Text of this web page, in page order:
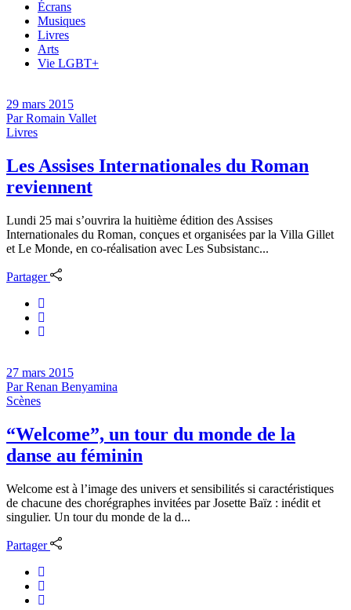
Écrans
Musiques
Livres
Arts
Vie LGBT+
29 mars 2015
ParRomain Vallet
Livres
Les Assises Internationales du Roman
reviennent
Lundi 25 mai s’ouvrira la huitième édition des Assises
Internationales du Roman, conçues et organisées par la Villa Gillet
et Le Monde, en co-réalisation avec Les Subsistanc...
Partager
27 mars 2015
ParRenan Benyamina
Scènes
“Welcome”, un tour du monde de la
danse au féminin
Welcome est à l’image des univers et sensibilités si caractéristiques
de chacune des chorégraphes invitées par Josette Baïz : inédit et
singulier. Un tour du monde de la d...
Partager